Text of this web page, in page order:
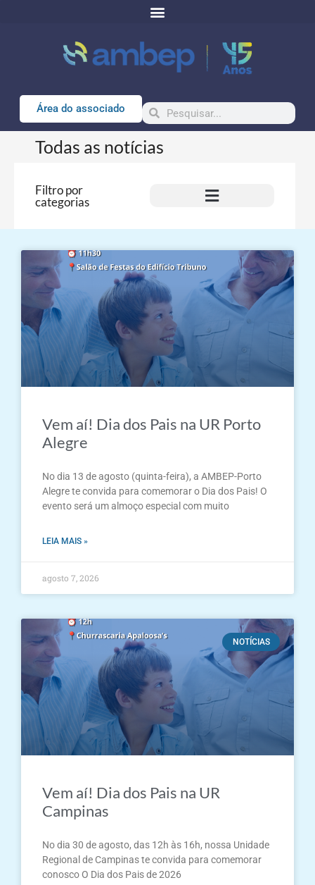
Área do associado
Todas as notícias
Filtro por
categorias
Vem aí! Dia dos Pais na UR Porto
Alegre
No dia 13 de agosto (quinta-feira), a AMBEP-Porto
Alegre te convida para comemorar o Dia dos Pais! O
evento será um almoço especial com muito
LEIA MAIS »
agosto 7, 2026
NOTÍCIAS
Vem aí! Dia dos Pais na UR
Campinas
No dia 30 de agosto, das 12h às 16h, nossa Unidade
Regional de Campinas te convida para comemorar
conosco O Dia dos Pais de 2026